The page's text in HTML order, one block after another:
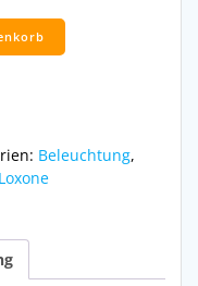
Beleuchtung,
Loxone